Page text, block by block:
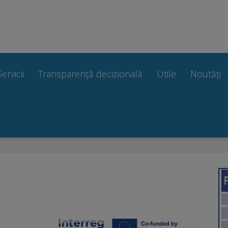
Transparență decizională Utile Noutăți